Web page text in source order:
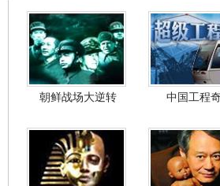
朝鲜战场大逆转 中国工程